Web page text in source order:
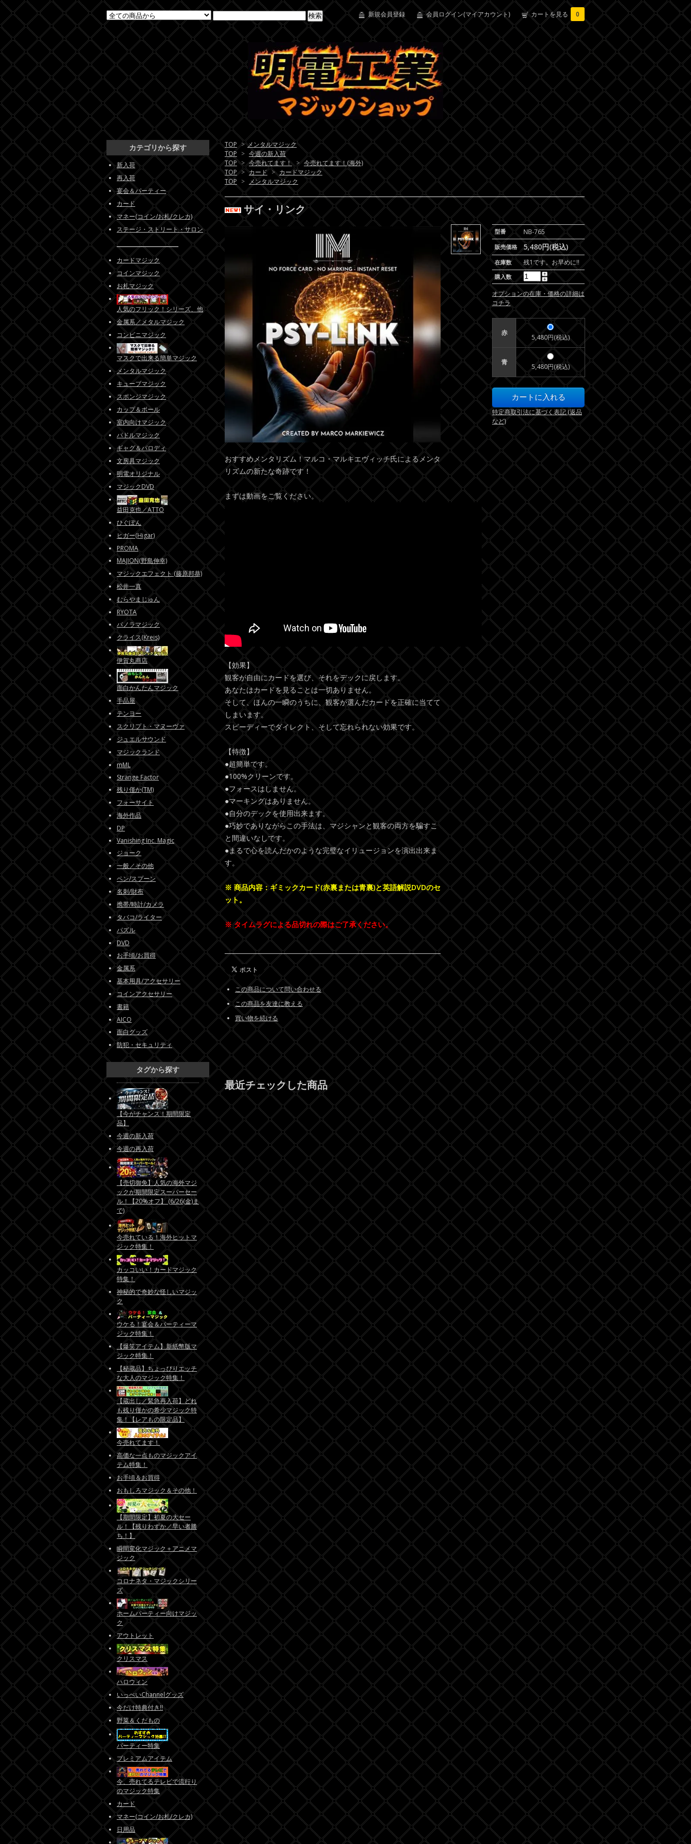
新規会員登録 会員ログイン(マイアカウント) カートを見る 0
TOP > メンタルマジック
TOP > 今週の新入荷
TOP > 今売れてます！ > 今売れてます！(海外)
TOP > カード > カードマジック
TOP > メンタルマジック
サイ・リンク
型番 NB-765
販売価格 5,480円(税込)
在庫数 残1です。お早めに!!
購入数
オプションの在庫・価格の詳細は
コチラ
赤
5,480円(税込)
青
5,480円(税込)
特定商取引法に基づく表記 (返品
など)
おすすめメンタリズム！マルコ・マルキエヴィッチ氏によるメンタ
リズムの新たな奇跡です！
まずは動画をご覧ください。
【効果】
観客が自由にカードを選び、それをデックに戻します。
あなたはカードを見ることは一切ありません。
そして、ほんの一瞬のうちに、観客が選んだカードを正確に当てて
しまいます。
スピーディーでダイレクト、そして忘れられない効果です。
【特徴】
●超簡単です。
●100%クリーンです。
●フォースはしません。
●マーキングはありません。
●自分のデックを使用出来ます。
●巧妙でありながらこの手法は、マジシャンと観客の両方を騙すこ
と間違いなしです。
●まるで心を読んだかのような完璧なイリュージョンを演出出来ま
す。
※ 商品内容：ギミックカード(赤裏または青裏)と英語解説DVDのセ
ット。
※ タイムラグによる品切れの際はご了承ください。
この商品について問い合わせる
この商品を友達に教える
買い物を続ける
最近チェックした商品
カテゴリから探す
新入荷
再入荷
宴会＆パーティー
カード
マネー(コイン/お札/クレカ)
ステージ・ストリート・サロン
カードマジック
コインマジック
お札マジック
人気のフリック！シリーズ、他
金属系／メタルマジック
コンビニマジック
マスクで出来る簡単マジック
メンタルマジック
キューブマジック
スポンジマジック
カップ＆ボール
室内向けマジック
パドルマジック
ギャグ＆パロディ
文房具マジック
明電オリジナル
マジックDVD
益田克也／ATTO
ひぐぽん
ヒガー(Higar)
PROMA
MAJION(野島伸幸)
マジックエフェクト (藤原邦恭)
松井一真
むらやまじゅん
RYOTA
パノラマジック
クライス(Kreis)
伊賀丸商店
面白かんたんマジック
手品屋
テンヨー
スクリプト・マヌーヴァ
ジュエルサウンド
マジックランド
mML
Strange Factor
残り僅か(TM)
フォーサイト
海外作品
DP
Vanishing Inc. Magic
ジョーク
一般／その他
ペン/スプーン
名刺/財布
携帯/時計/カメラ
タバコ/ライター
パズル
DVD
お手頃/お買得
金属系
基本用具/アクセサリー
コインアクセサリー
書籍
AICO
面白グッズ
防犯・セキュリティ
タグから探す
【今がチャンス！期間限定
品】
今週の新入荷
今週の再入荷
【売切御免】人気の海外マジ
ックが期間限定スーパーセー
ル！【20%オフ】 (6/26(金)ま
で)
今売れている！海外ヒットマ
ジック特集！
カッコいい！カードマジック
特集！
神秘的で奇妙な怪しいマジッ
ク
ウケる！宴会＆パーティーマ
ジック特集！
【爆笑アイテム】新紙幣版マ
ジック特集！
【秘蔵品】ちょっぴりエッチ
な大人のマジック特集！
【蔵出し／緊急再入荷】どれ
も残り僅かの希少マジック特
集！【レアもの限定品】
今売れてます！
高価な一点ものマジックアイ
テム特集！
お手頃＆お買得
おもしろマジック＆その他！
【期間限定】初夏の大セー
ル！【残りわずか／早い者勝
ち！】
瞬間変化マジック＋アニメマ
ジック
コロナネタ・マジックシリー
ズ
ホームパーティー向けマジッ
ク
アウトレット
クリスマス
ハロウィン
いっぺいChannelグッズ
今だけ特典付き!!
野菜＆くだもの
パーティー特集
プレミアムアイテム
今、売れてるテレビで流行り
のマジック特集
カード
マネー(コイン/お札/クレカ)
日用品